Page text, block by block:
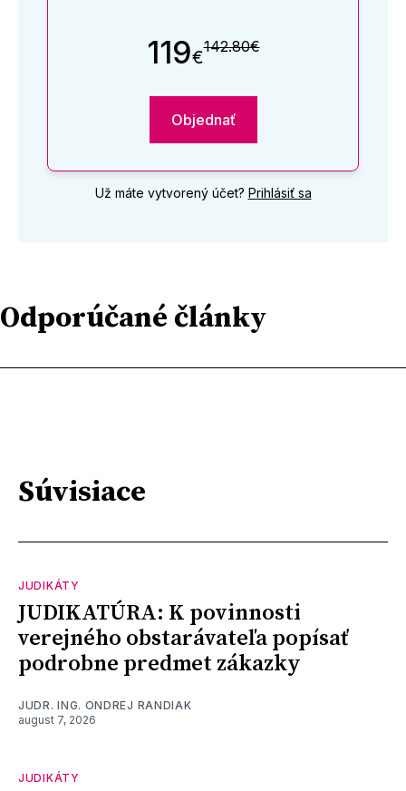
119€142.80€
Objednať
Už máte vytvorený účet? Prihlásiť sa
Odporúčané články
Súvisiace
JUDIKÁTY
JUDIKATÚRA: K povinnosti
verejného obstarávateľa popísať
podrobne predmet zákazky
JUDR. ING. ONDREJ RANDIAK
august 7, 2026
JUDIKÁTY